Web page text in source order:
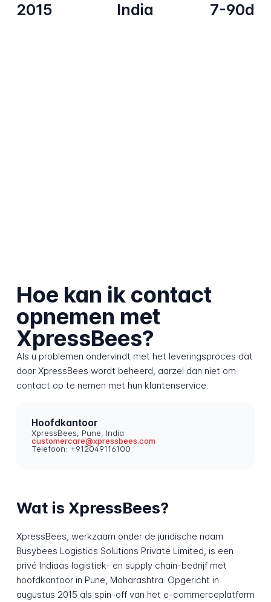
2015 India 7-90d
Hoe kan ik contact
opnemen met
XpressBees?
Als u problemen ondervindt met het leveringsproces dat
door XpressBees wordt beheerd, aarzel dan niet om
contact op te nemen met hun klantenservice.
Hoofdkantoor
XpressBees, Pune, India
customercare@xpressbees.com
Telefoon: +912049116100
Wat is XpressBees?
XpressBees, werkzaam onder de juridische naam
Busybees Logistics Solutions Private Limited, is een
privé Indiaas logistiek- en supply chain-bedrijf met
hoofdkantoor in Pune, Maharashtra. Opgericht in
augustus 2015 als spin-off van het e-commerceplatform